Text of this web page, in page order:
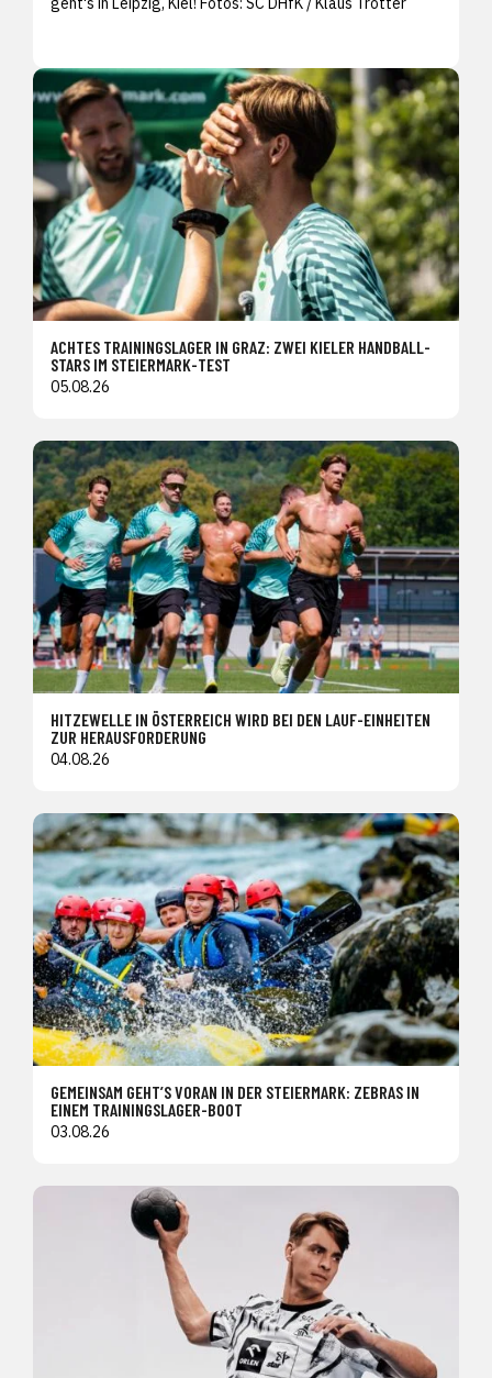
ACHTES TRAININGSLAGER IN GRAZ: ZWEI KIELER HANDBALL-
STARS IM STEIERMARK-TEST
05.08.26
HITZEWELLE IN ÖSTERREICH WIRD BEI DEN LAUF-EINHEITEN
ZUR HERAUSFORDERUNG
04.08.26
GEMEINSAM GEHT’S VORAN IN DER STEIERMARK: ZEBRAS IN
EINEM TRAININGSLAGER-BOOT
03.08.26